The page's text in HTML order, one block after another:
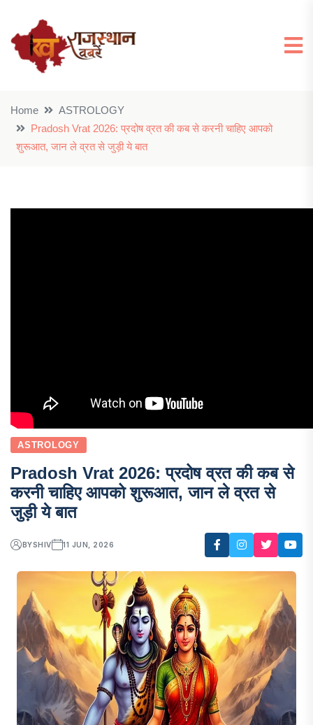
Home
ASTROLOGY
Pradosh Vrat 2026: प्रदोष व्रत की कब से करनी चाहिए आपको
शुरूआत, जान ले व्रत से जुड़ी ये बात
ASTROLOGY
Pradosh Vrat 2026: प्रदोष व्रत की कब से
करनी चाहिए आपको शुरूआत, जान ले व्रत से
जुड़ी ये बात
BYSHIV 11 JUN, 2026